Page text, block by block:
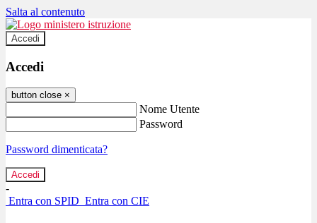
Salta al contenuto
Accedi
Accedi
button close ×
Nome Utente
Password
Password dimenticata?
-
Entra con SPID Entra con CIE